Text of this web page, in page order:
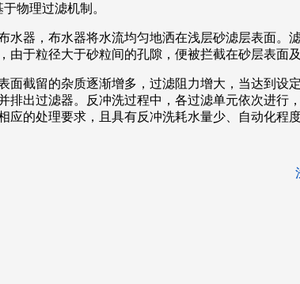
物理过滤机制。
水器，布水器将水流均匀地洒在浅层砂滤层表面
由于粒径大于砂粒间的孔隙，便被拦截在砂层表面
面截留的杂质逐渐增多，过滤阻力增大，当达到
排出过滤器。反冲洗过程中，各过滤单元依次进
应的处理要求，且具有反冲洗耗水量少、自动化程